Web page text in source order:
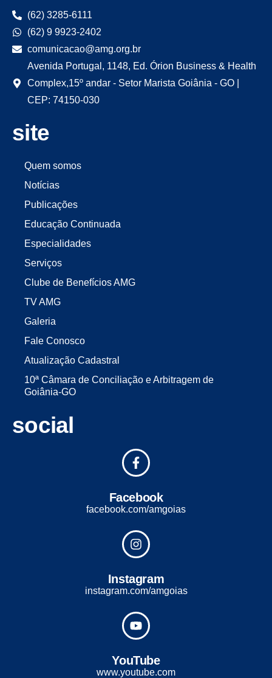
(62) 3285-6111
(62) 9 9923-2402
comunicacao@amg.org.br
Avenida Portugal, 1148, Ed. Órion Business & Health
Complex,15º andar - Setor Marista Goiânia - GO |
CEP: 74150-030
site
Quem somos
Notícias
Publicações
Educação Continuada
Especialidades
Serviços
Clube de Benefícios AMG
TV AMG
Galeria
Fale Conosco
Atualização Cadastral
10ª Câmara de Conciliação e Arbitragem de
Goiânia-GO
social
Facebook
facebook.com/amgoias
Instagram
instagram.com/amgoias
YouTube
www.youtube.com